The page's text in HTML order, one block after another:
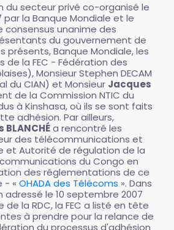
du secteur privé co-organisé le
par la Banque Mondiale et le
consensus unanime des
du gouvernement de
présents, Banque Mondiale, les
la FEC - Fédération des
Monsieur Stephen DECAM
du CIAN) et Monsieur Jacques
de la Commission NTIC du
à Kinshasa, où ils se sont faits
adhésion. Par ailleurs,
a rencontré les
des télécommunications et
et Autorité de régulation de la
du Congo en
des réglementations de ce
- « OHADA des Télécoms ». Dans
le 10 septembre 2007
de la RDC, la FEC a listé en tête
à prendre pour la relance de
du processus d'adhésion